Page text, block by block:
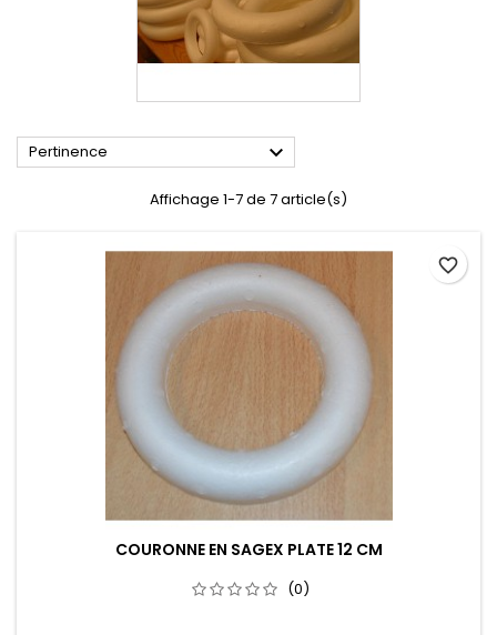
Pertinence 
Affichage 1-7 de 7 article(s)
COURONNE EN SAGEX PLATE 12 CM
(0)
favorite_border